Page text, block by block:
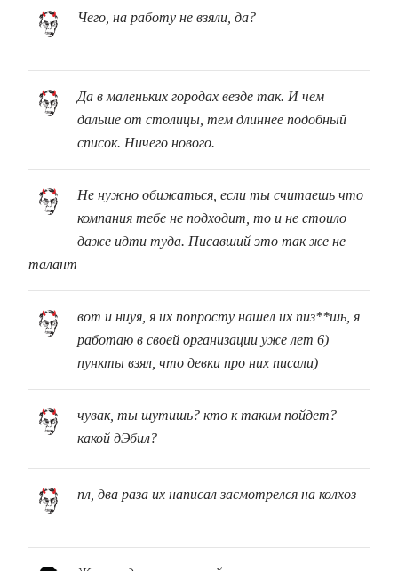
Чего, на работу не взяли, да?
Да в маленьких городах везде так. И чем
дальше от столицы, тем длиннее подобный
список. Ничего нового.
Не нужно обижаться, если ты считаешь что
компания тебе не подходит, то и не стоило
даже идти туда. Писавший это так же не
талант
вот и ниуя, я их попросту нашел их пиз**шь, я
работаю в своей организации уже лет 6)
пункты взял, что девки про них писали)
чувак, ты шутишь? кто к таким пойдет?
какой дЭбил?
пл, два раза их написал засмотрелся на колхоз